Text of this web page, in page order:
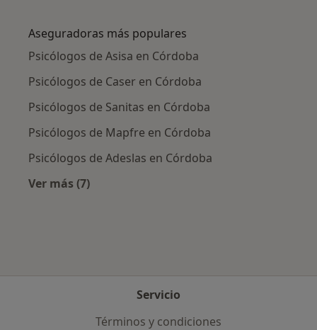
Aseguradoras más populares
Psicólogos de Asisa en Córdoba
Psicólogos de Caser en Córdoba
Psicólogos de Sanitas en Córdoba
Psicólogos de Mapfre en Córdoba
Psicólogos de Adeslas en Córdoba
Ver más (7)
Servicio
Términos y condiciones